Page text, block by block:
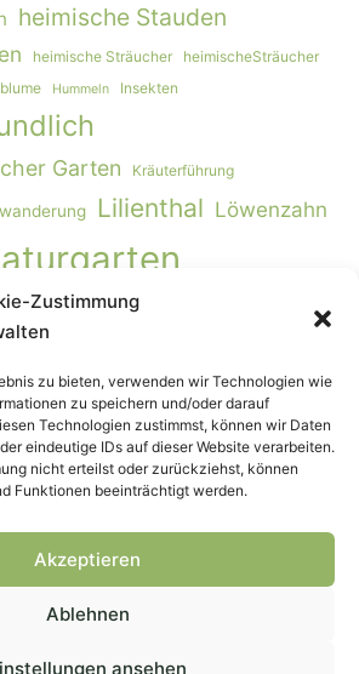
Zustimmung
zu bieten, verwenden wir Technologien wie
zu speichern und/oder darauf
Technologien zustimmst, können wir Daten
eindeutige IDs auf dieser Website verarbeiten.
nicht erteilst oder zurückziehst, können
Funktionen beeinträchtigt werden.
Akzeptieren
Ablehnen
ansehen
heimische Stauden
heimische Sträucher heimischeSträucher
Hummeln Insekten
Garten Kräuterführung
Lilienthal Löwenzahn
naturnaher Garten
Smoothie
Vögel Wiese Wildbienen
Smoothie Wildkräuterkurs
HostingPeggert